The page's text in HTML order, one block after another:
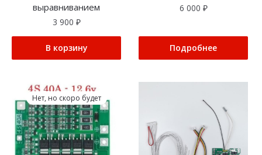
выравниванием
3 900 ₽
В корзину
6 000 ₽
Подробнее
Нет, но скоро будет